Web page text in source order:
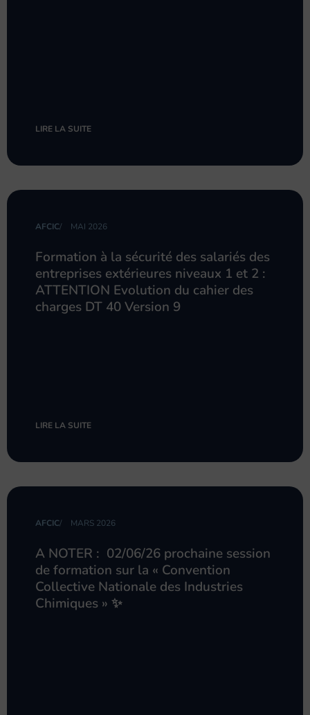
LIRE LA SUITE
AFCIC/ MAI 2026
Formation à la sécurité des salariés des
entreprises extérieures niveaux 1 et 2 :
ATTENTION Evolution du cahier des
charges DT 40 Version 9
LIRE LA SUITE
AFCIC/ MARS 2026
A NOTER : 02/06/26 prochaine session
de formation sur la « Convention
Collective Nationale des Industries
Chimiques » ✨